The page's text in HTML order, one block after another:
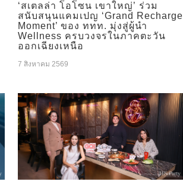
‘สเตลล่า โอโซน เขาใหญ่’ ร่วม
สนับสนุนแคมเปญ ‘Grand Recharge
Moment’ ของ ททท. มุ่งสู่ผู้นำ
Wellness ครบวงจรในภาคตะวัน
ออกเฉียงเหนือ
7 สิงหาคม 2569